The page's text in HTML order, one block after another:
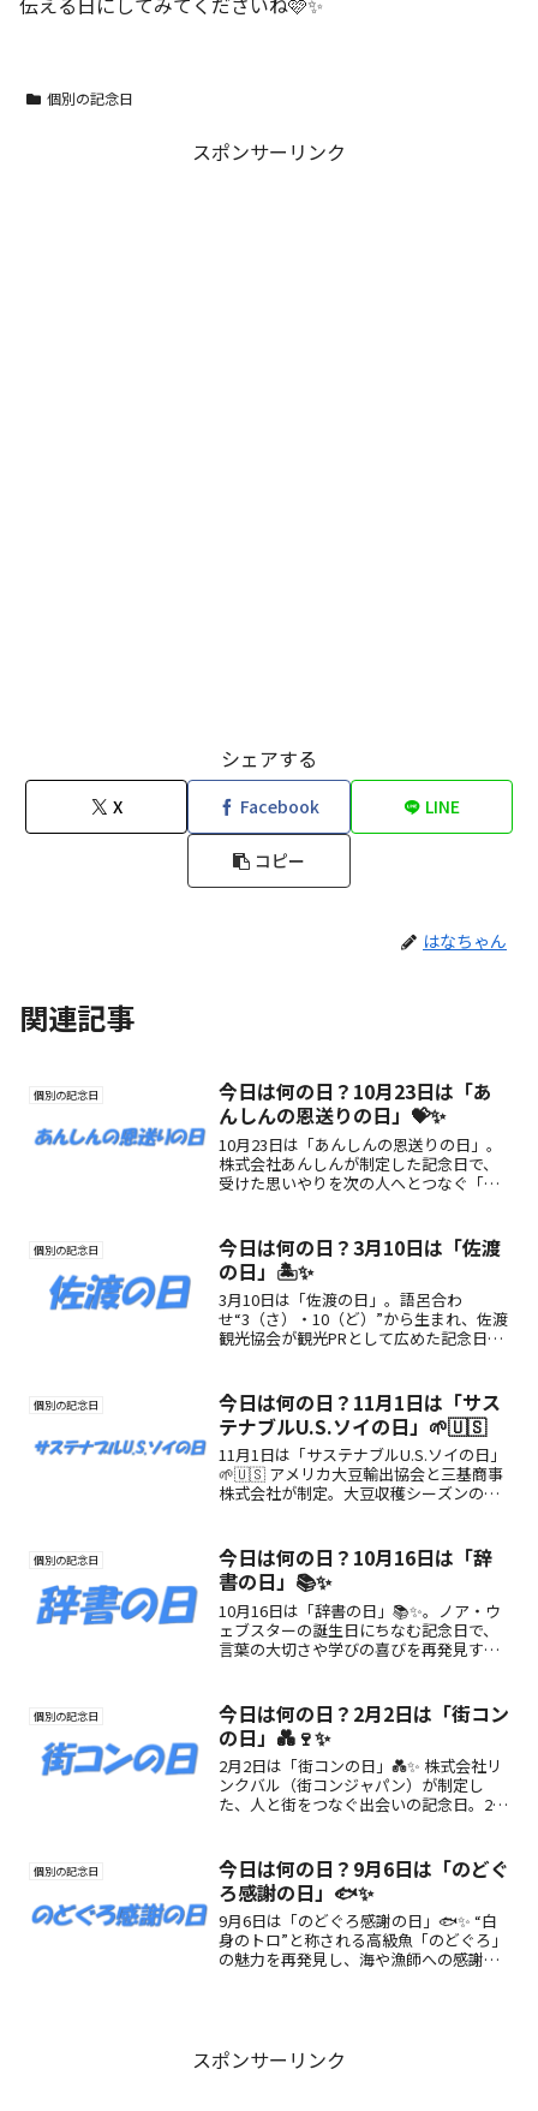
個別の記念日
スポンサーリンク
シェアする
X Facebook LINE
コピー
はなちゃん
関連記事
個別の記念日
今日は何の日？10月23日は「あ
んしんの恩送りの日」💝✨
10月23日は「あんしんの恩送りの日」。
株式会社あんしんが制定した記念日で、
受けた思いやりを次の人へとつなぐ「恩
個別の記念日
今日は何の日？3月10日は「佐渡
の日」🏝️✨
3月10日は「佐渡の日」。語呂合わ
せ“3（さ）・10（ど）”から生まれ、佐渡
観光協会が観光PRとして広めた記念日で
個別の記念日
今日は何の日？11月1日は「サス
テナブルU.S.ソイの日」🌱🇺🇸
11月1日は「サステナブルU.S.ソイの日」
🌱🇺🇸 アメリカ大豆輸出協会と三基商事
株式会社が制定。大豆収穫シーズンの始
個別の記念日
今日は何の日？10月16日は「辞
書の日」📚✨
10月16日は「辞書の日」📚✨。ノア・ウ
ェブスターの誕生日にちなむ記念日で、
言葉の大切さや学びの喜びを再発見する
個別の記念日
今日は何の日？2月2日は「街コン
の日」💑🍷✨
2月2日は「街コンの日」💑✨ 株式会社リ
ンクバル（街コンジャパン）が制定し
た、人と街をつなぐ出会いの記念日。2人
個別の記念日
今日は何の日？9月6日は「のどぐ
ろ感謝の日」🐟✨
9月6日は「のどぐろ感謝の日」🐟✨ “白
身のトロ”と称される高級魚「のどぐろ」
の魅力を再発見し、海や漁師への感謝を
スポンサーリンク